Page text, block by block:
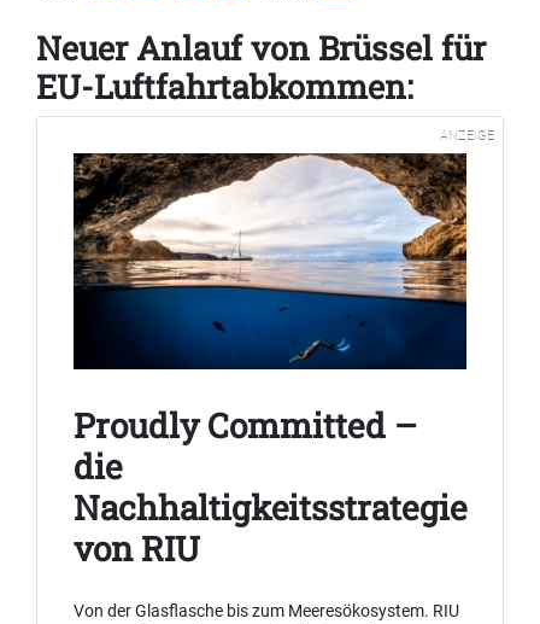
Neuer Anlauf von Brüssel für
EU-Luftfahrtabkommen:
ANZEIGE
Proudly Committed –
die
Nachhaltigkeitsstrategie
von RIU
Von der Glasflasche bis zum Meeresökosystem. RIU